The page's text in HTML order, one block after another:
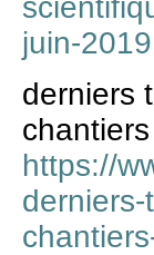
juin-2019
derniers
https://